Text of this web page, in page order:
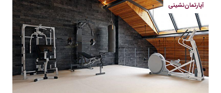
آپارتمان‌نشینی